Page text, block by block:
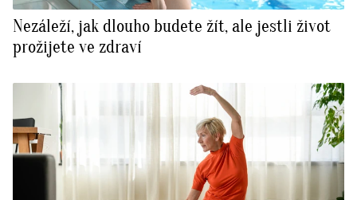
Nezáleží, jak dlouho budete žít, ale jestli život
prožijete ve zdraví